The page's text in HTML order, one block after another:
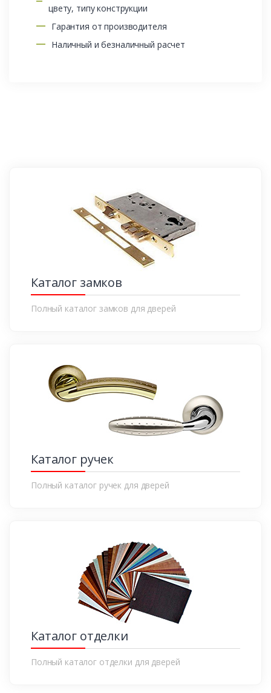
цвету, типу конструкции
Гарантия от производителя
Наличный и безналичный расчет
Каталог замков
Полный каталог замков для дверей
Каталог ручек
Полный каталог ручек для дверей
Каталог отделки
Полный каталог отделки для дверей